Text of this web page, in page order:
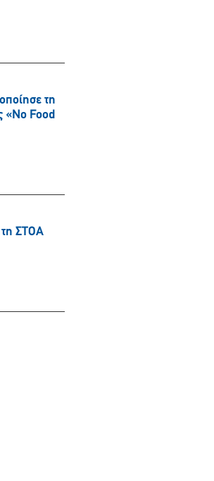
τη
«No Food
τη ΣΤΟΑ